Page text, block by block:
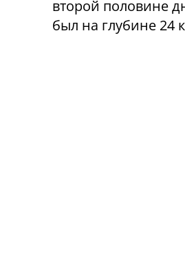
второй половине
был на глубине 24